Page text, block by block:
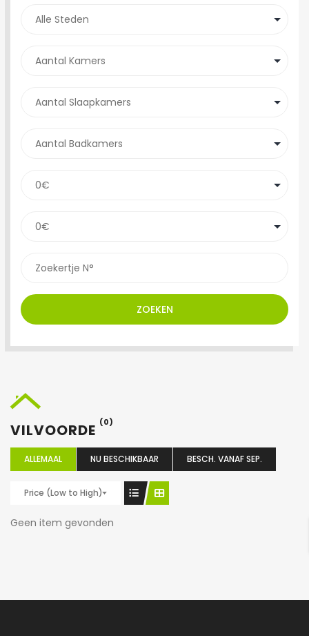
ZOEKEN
VILVOORDE (0)
ALLEMAAL NU BESCHIKBAAR BESCH. VANAF SEP.
Price (Low to High)
Geen item gevonden